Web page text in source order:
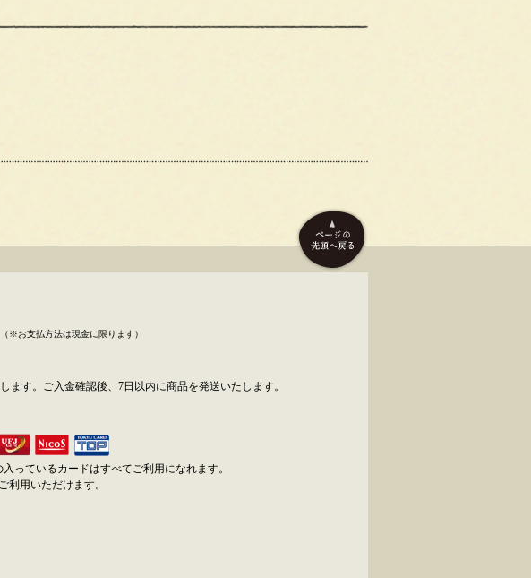
（※お支払方法は現金に限ります）
す。ご入金確認後、7日以内に商品を発送いたします。
っているカードはすべてご利用になれます。
利用いただけます。